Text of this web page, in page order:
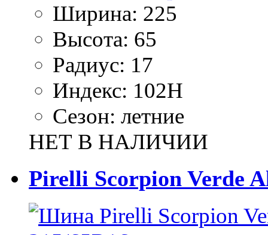
Ширина: 225
Высота: 65
Радиус: 17
Индекс: 102H
Сезон: летние
НЕТ В НАЛИЧИИ
Pirelli Scorpion Verde